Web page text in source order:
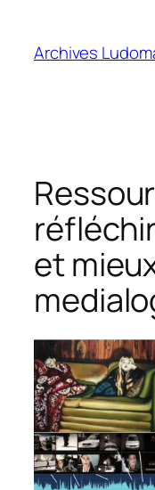
contenu
Archives
et